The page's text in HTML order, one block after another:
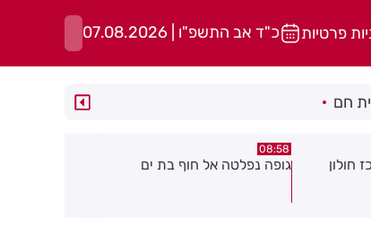
פרטיות כ"ד אב התשפ"ו | 07.08.2026
חם
08:29
חשד להצתה בשלושה מוקדים ברמת